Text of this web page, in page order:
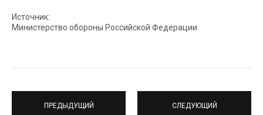
Источник:
Министерство обороны Российской Федерации
ПРЕДЫДУЩИЙ СЛЕДУЮЩИЙ